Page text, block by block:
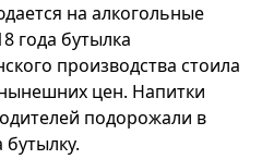
на алкогольные
года бутылка
производства стоила
цен. Напитки
подорожали в